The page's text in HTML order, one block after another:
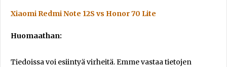
Xiaomi Redmi Note 12S vs Honor 70 Lite
Huomaathan:
Tiedoissa voi esiintyä virheitä. Emme vastaa tietojen